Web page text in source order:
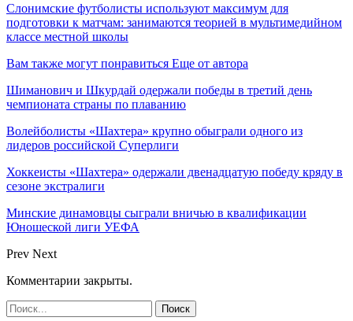
Слонимские футболисты используют максимум для
подготовки к матчам: занимаются теорией в мультимедийном
классе местной школы
Вам также могут понравиться Еще от автора
Шиманович и Шкурдай одержали победы в третий день
чемпионата страны по плаванию
Волейболисты «Шахтера» крупно обыграли одного из
лидеров российской Суперлиги
Хоккеисты «Шахтера» одержали двенадцатую победу кряду в
сезоне экстралиги
Минские динамовцы сыграли вничью в квалификации
Юношеской лиги УЕФА
Prev Next
Комментарии закрыты.